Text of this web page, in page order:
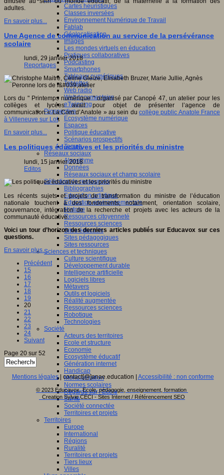
Cartes heuristiques
Classes inversées
Environnement Numérique de Travail
Fablab
Géolocalisation
Images
Les mondes virtuels en éducation
Pratiques collaboratives
Podcasting
Smartphones
Tableaux numériques
Tablettes
Web radio
Webdocumentaire
eTwinning
Prospective
Ecosystème numérique
Espaces
Politique éducative
Scénarios prospectifs
Temps
Réseaux sociaux
Algorithme
Données
Réseaux sociaux et champ scolaire
Sélection de ressources
Bibliographies
Education artistique
Education environnementale
Histoire
Ressources citoyenneté
Ressources sciences
Sites éducatifs
Sites pédagogiques
Sites ressources
Sciences et techniques
Culture scientifique
Développement durable
Intelligence artificielle
Logiciels libres
Métavers
Outils et logiciels
Réalité augmentée
Ressources sciences
Robotique
Technologies
Société
Acteurs des territoires
Ecole et structure
Economie
Ecosystème éducatif
Génération internet
Handicap
Mondialisation
Normes scolaires
Regards sur l’Ecole
Santé
Société connectée
Territoires et projets
Territoires
Europe
International
Régions
Ruralité
Territoires et projets
Tiers lieux
Villes
adultes.
En savoir plus...
Une Agence de communication au service de la persévérance
scolaire
lundi, 29 janvier 2018
Reportages
Lors du " Printemps numérique " organisé par Canopé 47, un atelier pour les
collèges et lycées avait pour objet de présenter l’agence de
communication « La Com d’Anatole » au sein du collège public Anatole France
à Villeneuve sur Lot.
En savoir plus...
Les politiques éducatives et les priorités du ministre
lundi, 15 janvier 2018
Editos
Les récents sujets et projets de transformation du ministre de l’éducation
nationale touchent à des fondements, notamment, orientation scolaire,
gouvernance, intégration de la recherche et projets avec les acteurs de la
communauté éducative.
Voici un tour d’horizon des derniers articles publiés sur Educavox sur ces
questions.
En savoir plus...
Précédent
15
16
17
18
19
20
21
22
23
24
Suivant
Page 20 sur 52
Mentions légales| contact[@]anae.education | Accessibilité : non conforme
© 2023 Educavox, Ecole, pédagogie, enseignement, formation
Creation Sylvie CECI - Sites Internet / Référencement SEO